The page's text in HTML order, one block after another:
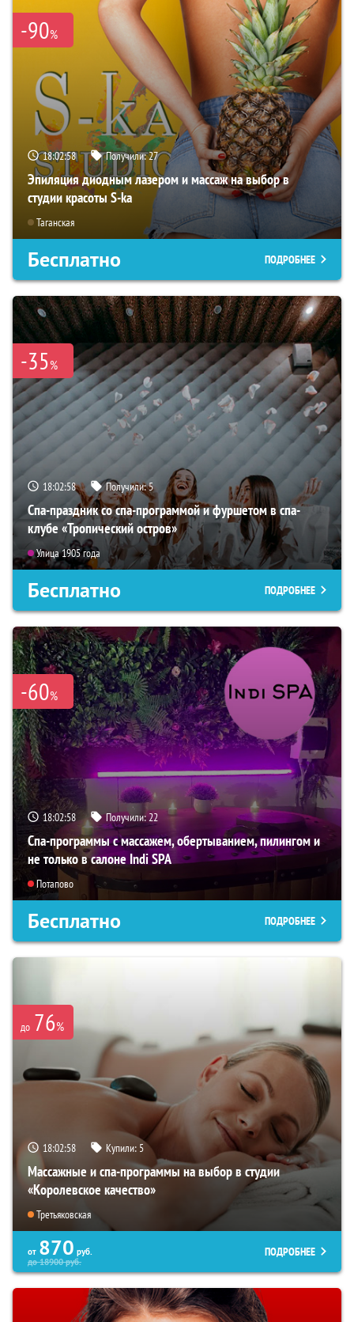
-90%
18:02:56 Получили:27
Эпиляция диодным лазером и массаж на выбор в
студии красоты S-ka
Таганская
Бесплатно ПОДРОБНЕЕ
-35%
18:02:56 Получили:5
Спа-праздник со спа-программой и фуршетом в спа-
клубе «Тропический остров»
Улица 1905 года
Бесплатно ПОДРОБНЕЕ
-60%
18:02:56 Получили:22
Спа-программы с массажем, обертыванием, пилингом и
не только в салоне Indi SPA
Потапово
Бесплатно ПОДРОБНЕЕ
до 76%
18:02:56 Купили: 5
Массажные и спа-программы на выбор в студии
«Королевское качество»
Третьяковская
от 870 руб.
до18900руб.
ПОДРОБНЕЕ